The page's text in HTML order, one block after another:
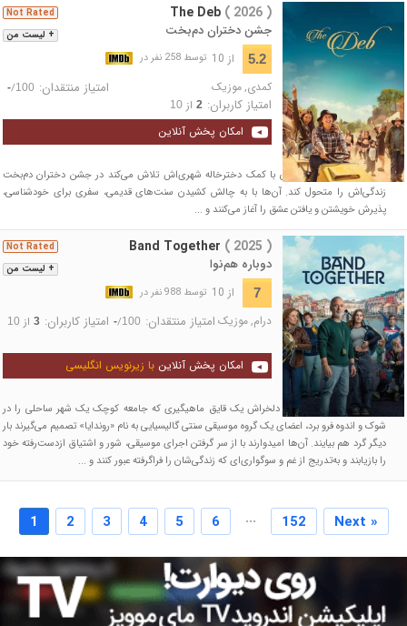
+ لیست من
Not Rated The Deb ( 2026 )
جشن دختران دم‌بخت
5.2 از 10 توسط 258 نفر در
کمدی, موزیک امتیاز منتقدان: -/100
امتیاز کاربران: 2از 10
امکان پخش آنلاین
یک دختر نوجوان روستایی با کمک دخترخاله شهری‌اش تلاش می‌کند در جشن دختران دم‌بخت
زندگی‌اش را متحول کند. آن‌ها با به چالش کشیدن سنت‌های قدیمی، سفری برای خودشناسی،
پذیرش خویشتن و یافتن عشق را آغاز می‌کنند و ...
+ لیست من
Not Rated Band Together ( 2025 )
دوباره هم‌نوا
7 از 10 توسط 988 نفر در
درام,موزیک امتیاز منتقدان: -/100 امتیاز کاربران: 3از 10
امکان پخش آنلاین با زیرنویس انگلیسی
دو سال پس از غرق شدن دلخراش یک قایق ماهیگیری که جامعه کوچک یک شهر ساحلی را در
شوک و اندوه فرو برد، اعضای یک گروه موسیقی سنتی گالیسیایی به نام «روندایا» تصمیم می‌گیرند بار
دیگر گرد هم بیایند. آن‌ها امیدوارند با از سر گرفتن اجرای موسیقی، شور و اشتیاق ازدست‌رفته خود
را بازیابند و به‌تدریج از غم و سوگواری‌ای که زندگی‌شان را فراگرفته عبور کنند و ...
1 2 3 4 5 6 ... 152 Next »